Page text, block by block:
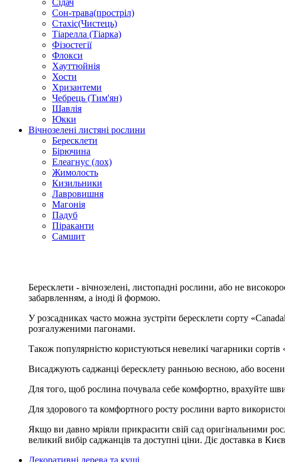
Сідач
Сон-трава(простріл)
Стахіс(Чистець)
Тіарелла (Тіарка)
Фізостегії
Флокси
Хауттюйнія
Хости
Хризантеми
Чебрець (Тим'ян)
Шавлія
Юкки
Вічнозелені листяні рослини
Бересклети
Бірючина
Елеагнус (лох)
Жимолость
Кизильники
Лавровишня
Магонія
Падуб
Піраканти
Самшит
Бересклети - вічнозелені, листопадні рослини, або не
забарвленням, а іноді й формою.
У розсадниках часто можна зустріти бересклети сорту
розгалуженими пагонами.
Також популярністю користуються невеликі чагарники
Висаджують саджанці бересклету ранньою весною, або
Для того, щоб рослина почувала себе комфортно, врахуйте
Для здорового та комфортного росту рослини варто
Якщо ви давно мріяли прикрасити свій сад оригінальними
великий вибір саджанців та доступні ціни. Діє доставка в
Декоративні дерева та кущі